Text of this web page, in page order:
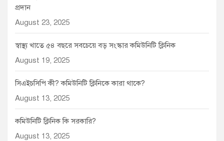
প্রদান
August 23, 2025
স্বাস্থ্য খাতে ৫৪ বছরে সবচেয়ে বড় সংস্কার কমিউনিটি ক্লিনিক
August 19, 2025
সিএইচসিপি কী? কমিউনিটি ক্লিনিকে কারা থাকে?
August 13, 2025
কমিউনিটি ক্লিনিক কি সরকারি?
August 13, 2025